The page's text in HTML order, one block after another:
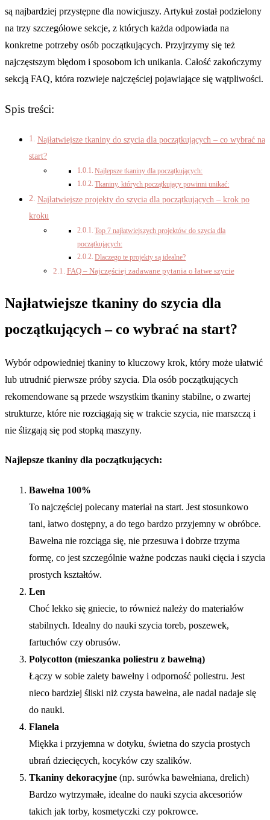
są najbardziej przystępne dla nowicjuszy. Artykuł został podzielony
na trzy szczegółowe sekcje, z których każda odpowiada na
konkretne potrzeby osób początkujących. Przyjrzymy się też
najczęstszym błędom i sposobom ich unikania. Całość zakończymy
sekcją FAQ, która rozwieje najczęściej pojawiające się wątpliwości.
Spis treści:
Najłatwiejsze tkaniny do szycia dla początkujących – co wybrać na
start?
Najlepsze tkaniny dla początkujących:
Tkaniny, których początkujący powinni unikać:
Najłatwiejsze projekty do szycia dla początkujących – krok po
kroku
Top 7 najłatwiejszych projektów do szycia dla
początkujących:
Dlaczego te projekty są idealne?
FAQ – Najczęściej zadawane pytania o łatwe szycie
Najłatwiejsze tkaniny do szycia dla
początkujących – co wybrać na start?
Wybór odpowiedniej tkaniny to kluczowy krok, który może ułatwić
lub utrudnić pierwsze próby szycia. Dla osób początkujących
rekomendowane są przede wszystkim tkaniny stabilne, o zwartej
strukturze, które nie rozciągają się w trakcie szycia, nie marszczą i
nie ślizgają się pod stopką maszyny.
Najlepsze tkaniny dla początkujących:
Bawełna 100%
To najczęściej polecany materiał na start. Jest stosunkowo
tani, łatwo dostępny, a do tego bardzo przyjemny w obróbce.
Bawełna nie rozciąga się, nie przesuwa i dobrze trzyma
formę, co jest szczególnie ważne podczas nauki cięcia i szycia
prostych kształtów.
Len
Choć lekko się gniecie, to również należy do materiałów
stabilnych. Idealny do nauki szycia toreb, poszewek,
fartuchów czy obrusów.
Polycotton (mieszanka poliestru z bawełną)
Łączy w sobie zalety bawełny i odporność poliestru. Jest
nieco bardziej śliski niż czysta bawełna, ale nadal nadaje się
do nauki.
Flanela
Miękka i przyjemna w dotyku, świetna do szycia prostych
ubrań dziecięcych, kocyków czy szalików.
Tkaniny dekoracyjne (np. surówka bawełniana, drelich)
Bardzo wytrzymałe, idealne do nauki szycia akcesoriów
takich jak torby, kosmetyczki czy pokrowce.